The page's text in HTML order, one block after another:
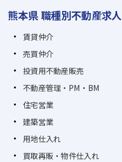
熊本県 職種別不動産求人
賃貸仲介
売買仲介
投資用不動産販売
不動産管理・PM・BM
住宅営業
建築営業
用地仕入れ
買取再販・物件仕入れ